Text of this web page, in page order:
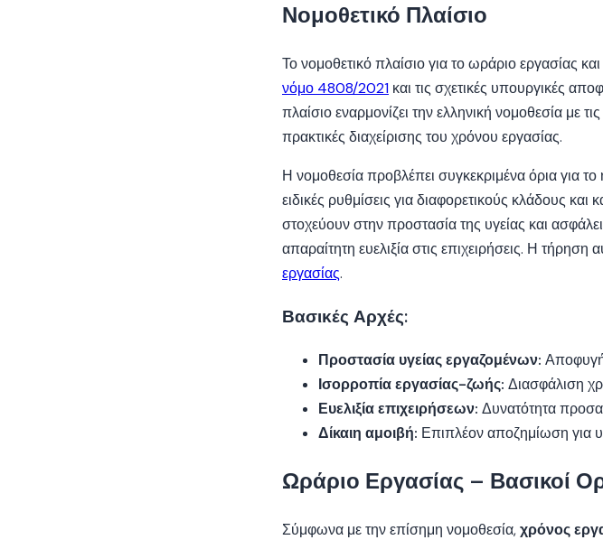
Νομοθετικό Πλαίσιο
Το νομοθετικό πλαίσιο για το ωράριο εργασίας
νόμο 4808/2021 και τις σχετικές υπουργικές
πλαίσιο εναρμονίζει την ελληνική νομοθεσία με
πρακτικές διαχείρισης του χρόνου εργασίας.
Η νομοθεσία προβλέπει συγκεκριμένα όρια για
ειδικές ρυθμίσεις για διαφορετικούς κλάδους
στοχεύουν στην προστασία της υγείας και
απαραίτητη ευελιξία στις επιχειρήσεις. Η
εργασίας.
Βασικές Αρχές:
Προστασία υγείας εργαζομένων:
Ισορροπία εργασίας-ζωής: Διασφάλιση
Ευελιξία επιχειρήσεων: Δυνατότητα
Δίκαιη αμοιβή: Επιπλέον αποζημίωση για
Ωράριο Εργασίας – Βασικοί
Σύμφωνα με την επίσημη νομοθεσία,χρόνος